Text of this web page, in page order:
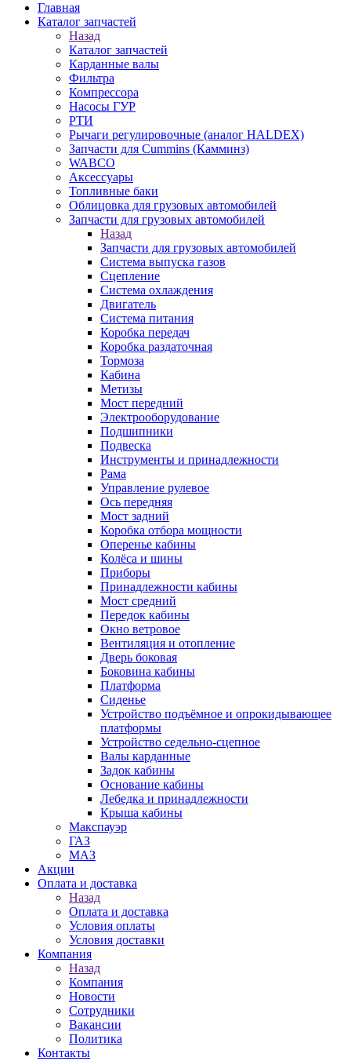
Главная
Каталог запчастей
Назад
Каталог запчастей
Карданные валы
Фильтра
Компрессора
Насосы ГУР
РТИ
Рычаги регулировочные (аналог HALDEX)
Запчасти для Cummins (Камминз)
WABCO
Аксессуары
Топливные баки
Облицовка для грузовых автомобилей
Запчасти для грузовых автомобилей
Назад
Запчасти для грузовых автомобилей
Система выпуска газов
Сцепление
Система охлаждения
Двигатель
Система питания
Коробка передач
Коробка раздаточная
Тормоза
Кабина
Метизы
Мост передний
Электрооборудование
Подшипники
Подвеска
Инструменты и принадлежности
Рама
Управление рулевое
Ось передняя
Мост задний
Коробка отбора мощности
Оперенье кабины
Колёса и шины
Приборы
Принадлежности кабины
Мост средний
Передок кабины
Окно ветровое
Вентиляция и отопление
Дверь боковая
Боковина кабины
Платформа
Сиденье
Устройство подъёмное и опрокидывающее
платформы
Устройство седельно-сцепное
Валы карданные
Задок кабины
Основание кабины
Лебедка и принадлежности
Крыша кабины
Макспауэр
ГАЗ
МАЗ
Акции
Оплата и доставка
Назад
Оплата и доставка
Условия оплаты
Условия доставки
Компания
Назад
Компания
Новости
Сотрудники
Вакансии
Политика
Контакты